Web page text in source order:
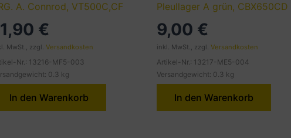
A. Connrod, VT500C,CF
€
MwSt., zzgl. Versandkosten
Nr.: 13216-MF5-003
0.3 kg
In den Warenkorb
Pleullager A grün, CBX650CD
9,00 €
inkl. MwSt., zzgl. Versandkosten
Artikel-Nr.: 13217-ME5-004
Versandgewicht: 0.3 kg
In den Warenkorb